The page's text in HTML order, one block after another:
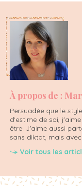
À propos de :
Persuadée que le
d'estime de soi,
être. J'aime aussi
sans diktat, mais
Voir tous les